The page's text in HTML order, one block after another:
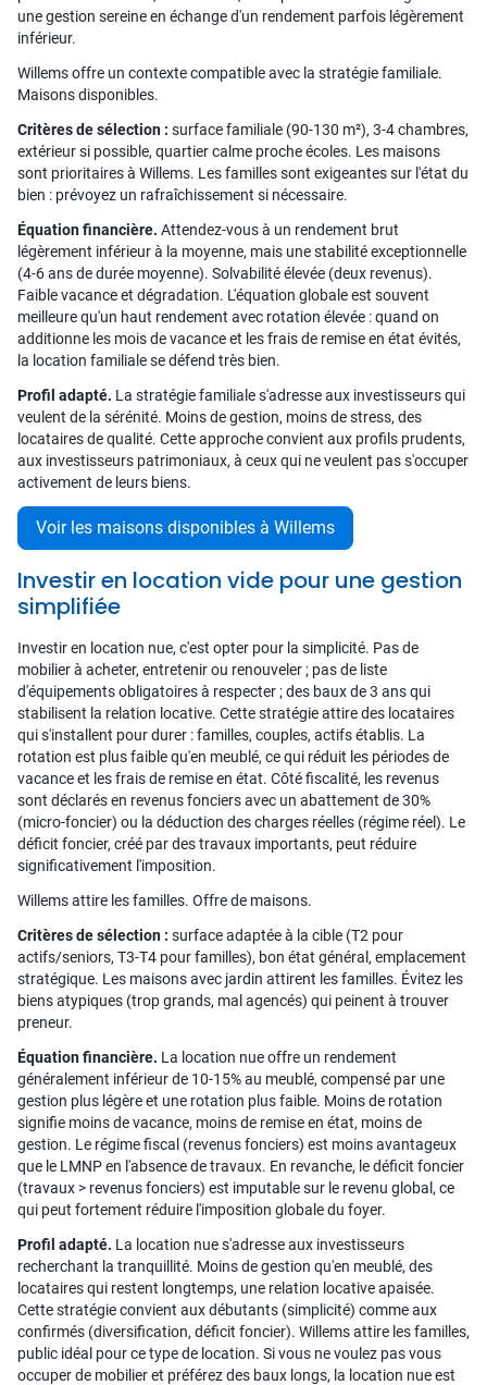
une gestion sereine en échange d'un rendement parfois légèrement
inférieur.
Willems offre un contexte compatible avec la stratégie familiale.
Maisons disponibles.
Critères de sélection : surface familiale (90-130 m²), 3-4 chambres,
extérieur si possible, quartier calme proche écoles. Les maisons
sont prioritaires à Willems. Les familles sont exigeantes sur l'état du
bien : prévoyez un rafraîchissement si nécessaire.
Équation financière. Attendez-vous à un rendement brut
légèrement inférieur à la moyenne, mais une stabilité exceptionnelle
(4-6 ans de durée moyenne). Solvabilité élevée (deux revenus).
Faible vacance et dégradation. L'équation globale est souvent
meilleure qu'un haut rendement avec rotation élevée : quand on
additionne les mois de vacance et les frais de remise en état évités,
la location familiale se défend très bien.
Profil adapté. La stratégie familiale s'adresse aux investisseurs qui
veulent de la sérénité. Moins de gestion, moins de stress, des
locataires de qualité. Cette approche convient aux profils prudents,
aux investisseurs patrimoniaux, à ceux qui ne veulent pas s'occuper
activement de leurs biens.
Voir les maisons disponibles à Willems
Investir en location vide pour une gestion
simplifiée
Investir en location nue, c'est opter pour la simplicité. Pas de
mobilier à acheter, entretenir ou renouveler ; pas de liste
d'équipements obligatoires à respecter ; des baux de 3 ans qui
stabilisent la relation locative. Cette stratégie attire des locataires
qui s'installent pour durer : familles, couples, actifs établis. La
rotation est plus faible qu'en meublé, ce qui réduit les périodes de
vacance et les frais de remise en état. Côté fiscalité, les revenus
sont déclarés en revenus fonciers avec un abattement de 30%
(micro-foncier) ou la déduction des charges réelles (régime réel). Le
déficit foncier, créé par des travaux importants, peut réduire
significativement l'imposition.
Willems attire les familles. Offre de maisons.
Critères de sélection : surface adaptée à la cible (T2 pour
actifs/seniors, T3-T4 pour familles), bon état général, emplacement
stratégique. Les maisons avec jardin attirent les familles. Évitez les
biens atypiques (trop grands, mal agencés) qui peinent à trouver
preneur.
Équation financière. La location nue offre un rendement
généralement inférieur de 10-15% au meublé, compensé par une
gestion plus légère et une rotation plus faible. Moins de rotation
signifie moins de vacance, moins de remise en état, moins de
gestion. Le régime fiscal (revenus fonciers) est moins avantageux
que le LMNP en l'absence de travaux. En revanche, le déficit foncier
(travaux > revenus fonciers) est imputable sur le revenu global, ce
qui peut fortement réduire l'imposition globale du foyer.
Profil adapté. La location nue s'adresse aux investisseurs
recherchant la tranquillité. Moins de gestion qu'en meublé, des
locataires qui restent longtemps, une relation locative apaisée.
Cette stratégie convient aux débutants (simplicité) comme aux
confirmés (diversification, déficit foncier). Willems attire les familles,
public idéal pour ce type de location. Si vous ne voulez pas vous
occuper de mobilier et préférez des baux longs, la location nue est